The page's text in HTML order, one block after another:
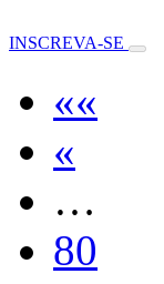
INSCREVA-SE
««
«
…
80